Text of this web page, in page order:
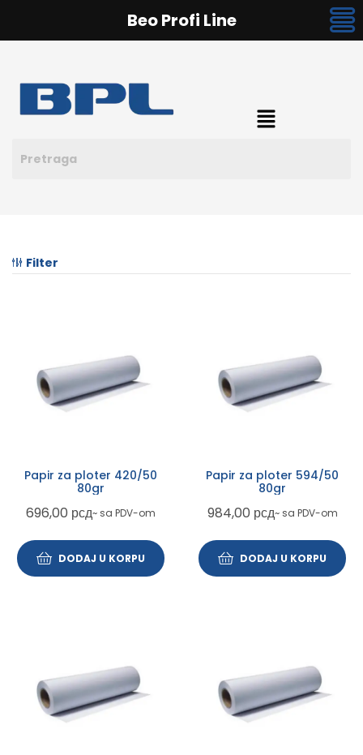
Filter
Papir za ploter 420/50
80gr
696,00 рсд~ sa PDV-om
DODAJ U KORPU
Papir za ploter 594/50
80gr
984,00 рсд~ sa PDV-om
DODAJ U KORPU
Beo Profi Line